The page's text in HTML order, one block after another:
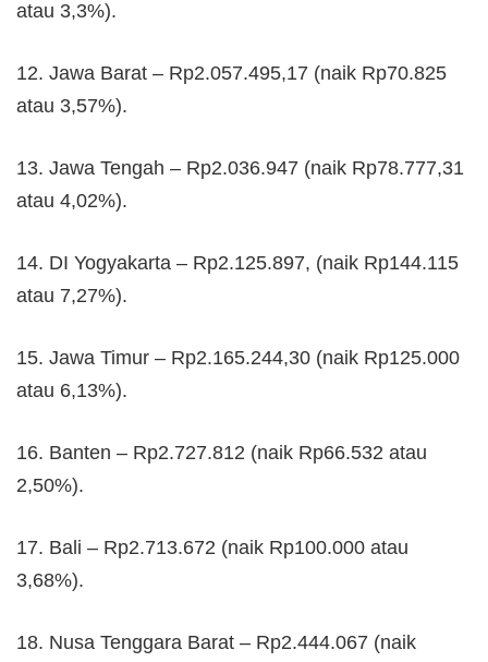
atau 3,3%).
12. Jawa Barat – Rp2.057.495,17 (naik Rp70.825
atau 3,57%).
13. Jawa Tengah – Rp2.036.947 (naik Rp78.777,31
atau 4,02%).
14. DI Yogyakarta – Rp2.125.897, (naik Rp144.115
atau 7,27%).
15. Jawa Timur – Rp2.165.244,30 (naik Rp125.000
atau 6,13%).
16. Banten – Rp2.727.812 (naik Rp66.532 atau
2,50%).
17. Bali – Rp2.713.672 (naik Rp100.000 atau
3,68%).
18. Nusa Tenggara Barat – Rp2.444.067 (naik